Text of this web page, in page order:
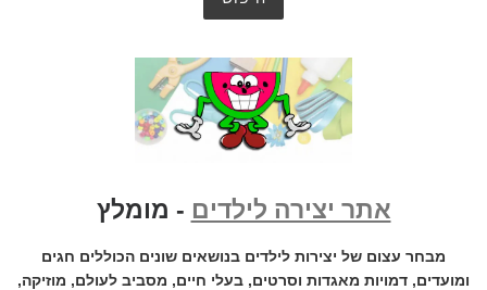
אתר יצירה לילדים - מומלץ
מבחר עצום של יצירות לילדים בנושאים שונים הכוללים חגים
ומועדים, דמויות מאגדות וסרטים, בעלי חיים, מסביב לעולם, מוזיקה,